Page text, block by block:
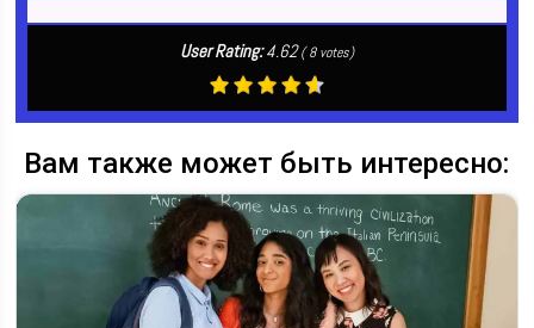
User Rating:4.62 (8votes)
Вам также может быть интересно: